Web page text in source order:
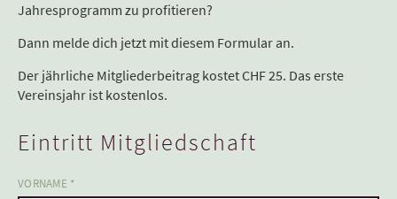
Jahresprogramm zu profitieren?
Dann melde dich jetzt mit diesem Formular an.
Der jährliche Mitgliederbeitrag kostet CHF 25. Das erste
Vereinsjahr ist kostenlos.
Eintritt Mitgliedschaft
VORNAME *